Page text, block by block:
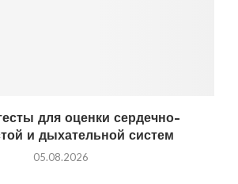
для оценки сердечно-
и дыхательной систем
05.08.2026